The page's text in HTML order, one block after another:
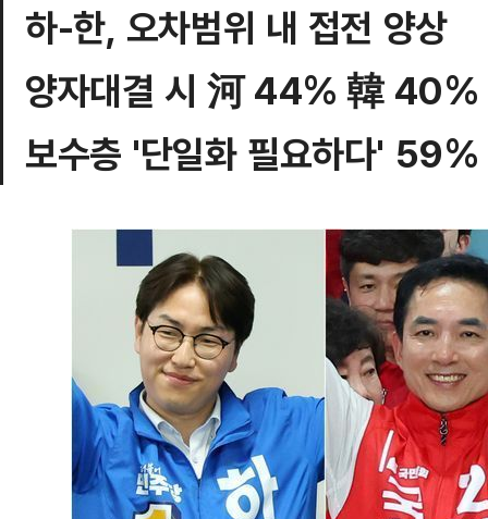
하-한, 오차범위 내 접전 양상
양자대결 시 河 44% 韓 40%
보수층 '단일화 필요하다' 59%